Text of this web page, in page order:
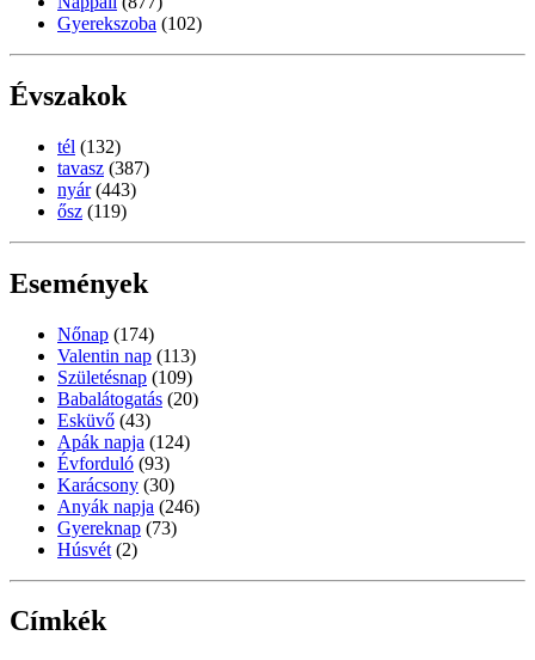
Gyerekszoba (102)
Évszakok
tél (132)
tavasz (387)
nyár (443)
ősz (119)
Események
Nőnap (174)
Valentin nap (113)
Születésnap (109)
Babalátogatás (20)
Esküvő (43)
Apák napja (124)
Évforduló (93)
Karácsony (30)
Anyák napja (246)
Gyereknap (73)
Húsvét (2)
Címkék